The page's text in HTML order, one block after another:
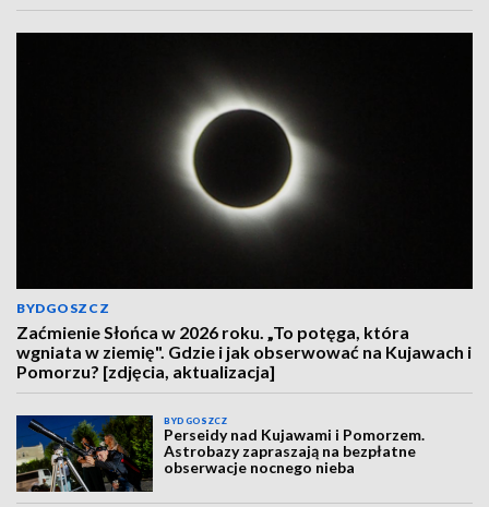
BYDGOSZCZ
Zaćmienie Słońca w 2026 roku. „To potęga, która
wgniata w ziemię". Gdzie i jak obserwować na Kujawach i
Pomorzu? [zdjęcia, aktualizacja]
BYDGOSZCZ
Perseidy nad Kujawami i Pomorzem.
Astrobazy zapraszają na bezpłatne
obserwacje nocnego nieba